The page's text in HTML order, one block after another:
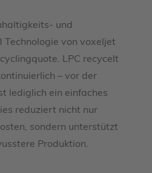
und
Technologie von voxeljet
LPC recycelt
– vor der
lediglich ein einfaches
reduziert nicht nur
sondern unterstützt
Produktion.